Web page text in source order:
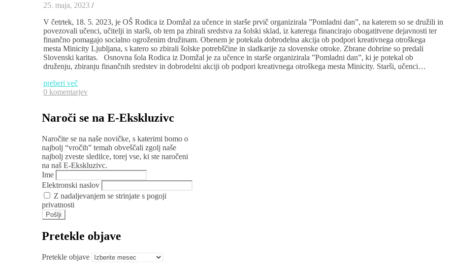
25. maja, 2023 /
V četrtek, 18. 5. 2023, je OŠ Rodica iz Domžal za učence in starše prvič organizirala ”Pomladni dan”, na katerem so se družili in
povezovali učenci, učitelji in starši, ob tem pa zbirali sredstva za šolski sklad, iz katerega financirajo obogatitvene dejavnosti ter
finančno pomagajo socialno ogroženim družinam. Obenem je potekala dobrodelna akcija ob podpori kreativnega otroškega
mesta Minicity Ljubljana, s katero so zbirali šolske potrebščine in sladkarije za slovenske otroke. Zbrane dobrine so predali
Slovenski karitas. Osnovna šola Rodica iz Domžal je za učence in starše organizirala ”Pomladni dan”, ki je potekal ob
druženju, zbiranju finančnih sredstev in dobrodelni akciji ob podpori kreativnega otroškega mesta Minicity. Starši, učenci…
preberi več
0 komentarjev
Naroči se na E-Ekskluzivc
Naročite se na naše novičke, s katerimi bomo o
najbolj “vročih” temah obveščali zgolj naše
najbolj zveste sledilce, torej vse, ki ste naročeni
na naš E-Ekskluzivc.
Ime
Elektronski naslov
Z nadaljevanjem se strinjate s pogoji
privatnosti
Pretekle objave
Pretekle objave